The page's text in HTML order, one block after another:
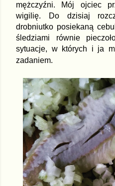
mężczyźni. Mój ojciec
wigilię. Do dzisiaj
drobniutko posiekaną
śledziami równie
sytuacje, w których i ja
zadaniem.